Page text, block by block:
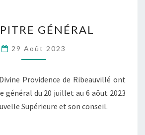
GÉNÉRAL
GÉNÉRAL
29 Août 2023
Providence de Ribeauvillé ont
général du 20 juillet au 6 aôut 2023
Supérieure et son conseil.